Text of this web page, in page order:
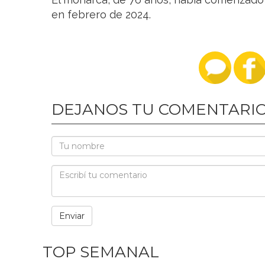
en febrero de 2024.
DEJANOS TU
TOP SEMANAL